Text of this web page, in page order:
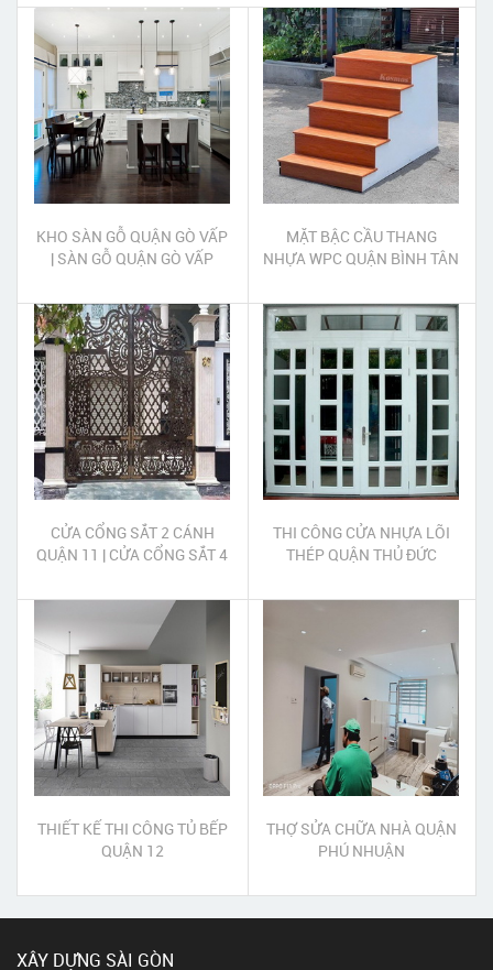
KHO SÀN GỖ QUẬN GÒ VẤP
| SÀN GỖ QUẬN GÒ VẤP
MẶT BẬC CẦU THANG
NHỰA WPC QUẬN BÌNH TÂN
CỬA CỔNG SẮT 2 CÁNH
QUẬN 11 | CỬA CỔNG SẮT 4
THI CÔNG CỬA NHỰA LÕI
THÉP QUẬN THỦ ĐỨC
THIẾT KẾ THI CÔNG TỦ BẾP
QUẬN 12
THỢ SỬA CHỮA NHÀ QUẬN
PHÚ NHUẬN
XÂY DỰNG SÀI GÒN